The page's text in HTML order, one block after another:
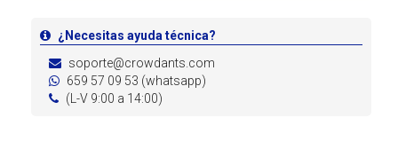
¿Necesitas ayuda técnica?
soporte@crowdants.com
659 57 09 53 (whatsapp)
(L-V 9:00 a 14:00)